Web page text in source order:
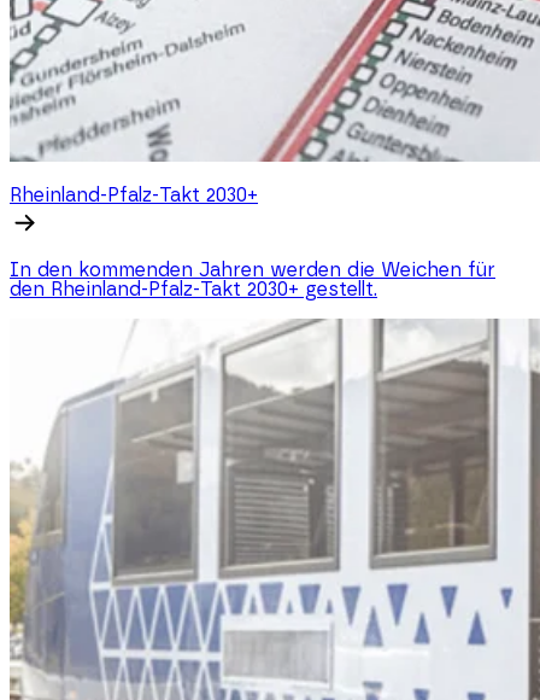
Rheinland-Pfalz-Takt 2030+
In den kommenden Jahren werden die Weichen für
den Rheinland-Pfalz-Takt 2030+ gestellt.